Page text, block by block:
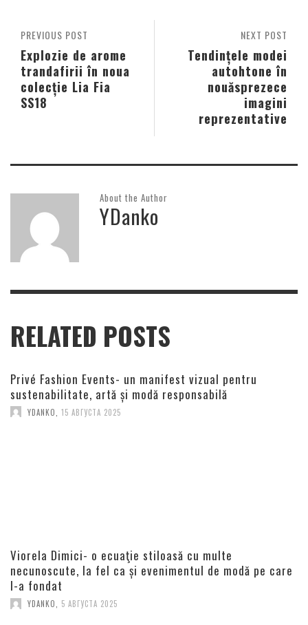
NEXT POST
Tendințele modei
autohtone în
nouăsprezece
imagini
reprezentative
PREVIOUS POST
Explozie de arome
trandafirii în noua
colecție Lia Fia
SS18
About the Author
YDanko
RELATED POSTS
Privé Fashion Events- un manifest vizual pentru
sustenabilitate, artă și modă responsabilă
YDANKO 15 АВГУСТА 2025
Viorela Dimici- o ecuaţie stiloasă cu multe
necunoscute, la fel ca și evenimentul de modă pe care
l-a fondat
YDANKO 5 АВГУСТА 2025